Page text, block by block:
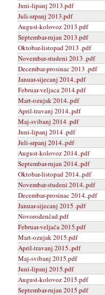
Juni-lipanj 2013.pdf
Juli-srpanj 2013.pdf
August-kolovoz 2013.pdf
Septembar-rujan 2013.pdf
Oktobar-listopad 2013 .pdf
Novembar-studeni 2013 .pdf
Decembar-prosinac 2013 .pdf
Januar-sijecanj 2014..pdf
Februar-veljaca 2014.pdf
Mart-ozujak 2014..pdf
April-travanj 2014..pdf
Maj-svibanj 2014 .pdf
Juni-lipanj 2014 .pdf
Juli-srpanj 2014..pdf
August-kolovoz 2014..pdf
Septembar-rujan 2014..pdf
Oktobar-listopad 2014..pdf
Novembar-studeni 2014..pdf
Decembar-prosinac 2014..pdf
Januar-sijecanj 2015 .pdf
Novorođenčad.pdf
Februar-veljača 2015.pdf
Mart-ozujak 2015.pdf
April-travanj 2015..pdf
Maj-svibanj 2015.pdf
Juni-lipanj 2015.pdf
August-kolovoz 2015.pdf
Septembar-rujan 2015.pdf